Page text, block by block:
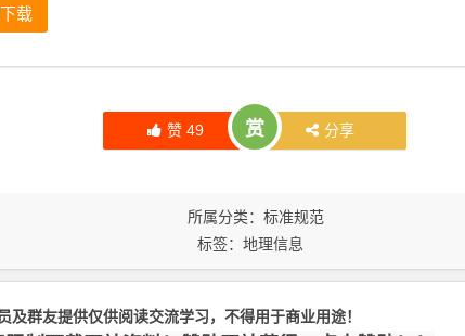
载
赞49 赏 分享
所属分类：标准规范
标签：地理信息
及群友提供仅供阅读交流学习，不得用于商业用途！